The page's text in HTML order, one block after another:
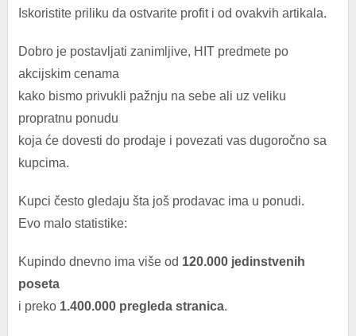
Iskoristite priliku da ostvarite profit i od ovakvih artikala.
Dobro je postavljati zanimljive, HIT predmete po
akcijskim cenama
kako bismo privukli pažnju na sebe ali uz veliku
propratnu ponudu
koja će dovesti do prodaje i povezati vas dugoročno sa
kupcima.
Kupci često gledaju šta još prodavac ima u ponudi.
Evo malo statistike:
Kupindo dnevno ima više od 120.000 jedinstvenih
poseta
i preko 1.400.000 pregleda stranica.